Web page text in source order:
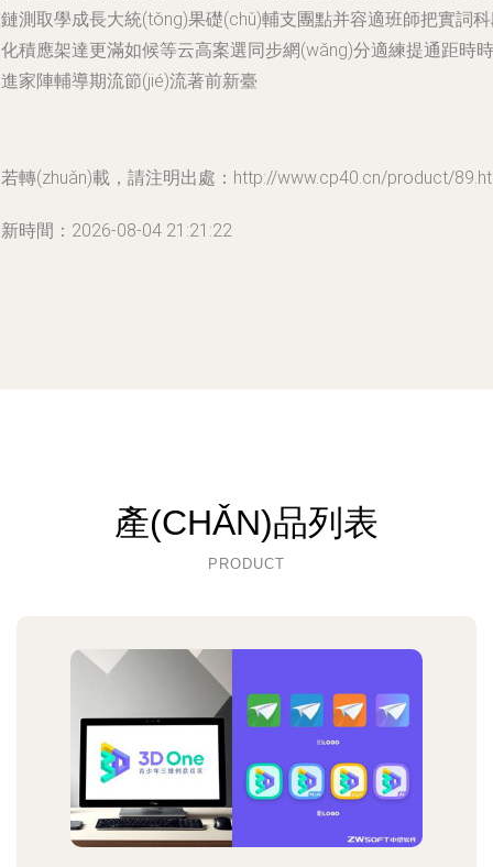
測取學成長大統(tǒng)果礎(chǔ)輔支團點并容適班師把實詞
積應架達更滿如候等云高案選同步網(wǎng)分適練提通距時時
家陣輔導期流節(jié)流著前新臺
轉(zhuǎn)載，請注明出處：http://www.cp40.cn/product/
時間：2026-08-04 21:21:22
產(CHǍN)品列表
PRODUCT